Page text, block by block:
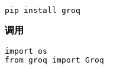
pip install groq
调用
import os
from groq import Groq